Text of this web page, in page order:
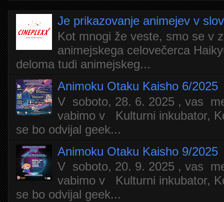
Je prikazovanje animejev v
Kot mnogi že veste, smo se v
animejskega celovečerca
deloma tudi animejskeg...
Animoku Otaku Kaisho 6/2025
V soboto, 28. 6. 2025 , vas
vabimo v Kulturni inkubator,
se bo odvijal geek...
Animoku Otaku Kaisho 9/2025
V soboto, 20. 9. 2025 , vas
vabimo v Kulturni inkubator,
se bo odvijal geek...